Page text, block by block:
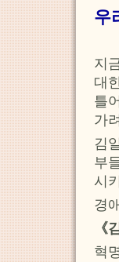
우
지
대
틀
가
김
부
시
경
《
혁